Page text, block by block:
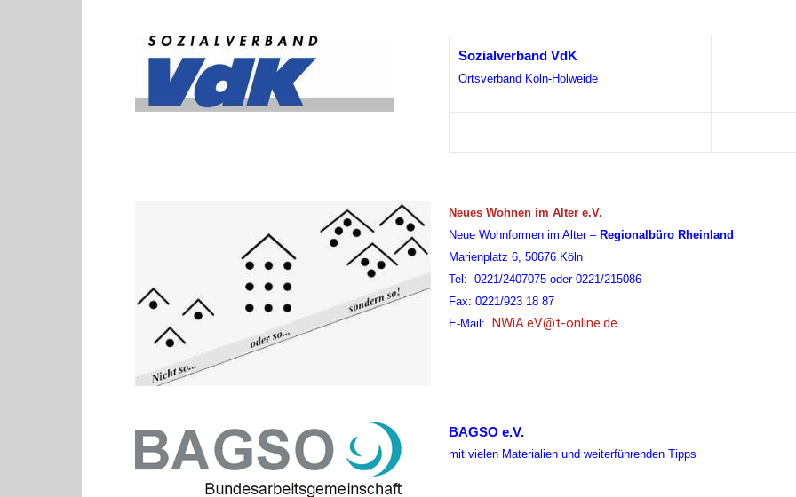
Sozialverband VdK
Ortsverband Köln-Holweide
Neues Wohnen im Alter e.V.
Neue Wohnformen im Alter – Regionalbüro Rheinland
Marienplatz 6, 50676 Köln
Tel: 0221/2407075 oder 0221/215086
Fax: 0221/923 18 87
E-Mail:
NWiA.eV@t-online.de
BAGSO e.V.
mit vielen Materialien und weiterführenden Tipps